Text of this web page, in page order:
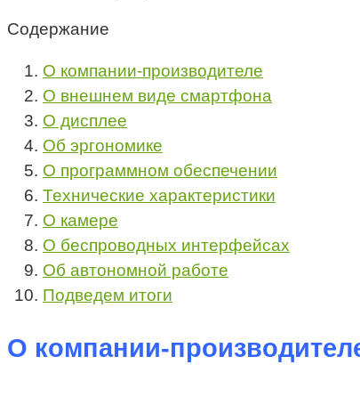
Содержание
О компании-производителе
О внешнем виде смартфона
О дисплее
Об эргономике
О программном обеспечении
Технические характеристики
О камере
О беспроводных интерфейсах
Об автономной работе
Подведем итоги
О компании-